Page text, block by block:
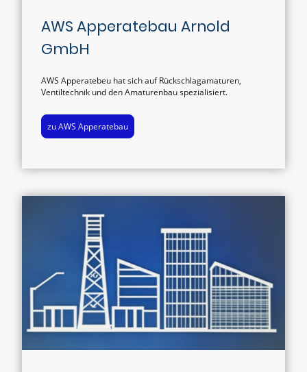
AWS Apperatebau Arnold
GmbH
AWS Apperatebeu hat sich auf Rückschlagamaturen,
Ventiltechnik und den Amaturenbau spezialisiert.
zu AWS Apperatebau